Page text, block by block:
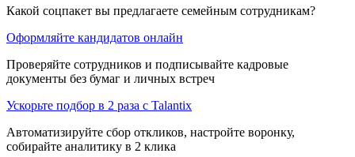
Какой соцпакет вы предлагаете семейным сотрудникам?
Оформляйте кандидатов онлайн
Проверяйте сотрудников и подписывайте кадровые
документы без бумаг и личных встреч
Ускорьте подбор в 2 раза с Talantix
Автоматизируйте сбор откликов, настройте воронку,
собирайте аналитику в 2 клика